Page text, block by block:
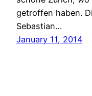
getroffen haben.
Sebastian…
January 11, 2014